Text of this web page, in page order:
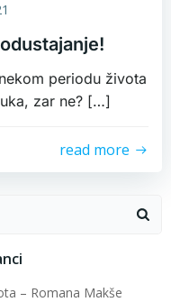
periodu života
zar ne? […]
read more
– Romana Makše